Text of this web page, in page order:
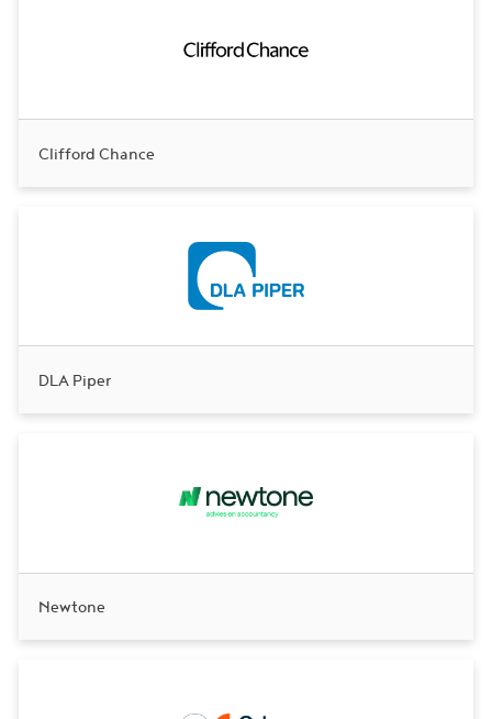
Clifford Chance
DLA Piper
Newtone